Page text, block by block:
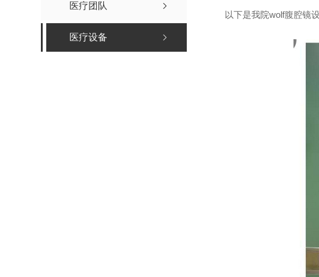
医疗团队
医疗设备
以下是我院wolf腹腔镜